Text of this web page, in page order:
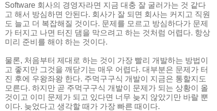
Software 회사의 경영자라면 지금 대충 잘 굴러가는 것 같다
고 해서 방심하면 안된다. 회사가 잘 되면 회사는 커지고 직원
도 늘고 더 복잡해질 것이다. 문제를 모르고 방심하다가 문제
가 터지고 나면 터진 댐을 막으려고 하는 것처럼 어렵다. 항상
미리 준비를 해야 하는 것이다.
물론, 처음부터 제대로 하는 것이 가장 빨리 개발하는 방법이
고 좋지만 그것을 깨닫기는 매우 어렵다. 대부분은 문제가 터
진 후에 우왕좌왕 한다. 주먹구구식 개발이 지금은 통할지도
모른다. 하지만 곧 주먹구구식 개발이 문제가 되는 상황이 올
것이고 이미 문제가 되고 있다면 너무 늦지 않았기만 바랄 뿐
이다. 늦었다고 생각할 때가 가장 빠른 때이다.